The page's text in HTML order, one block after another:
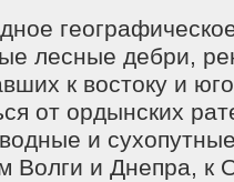
лесные дебри,
к востоку и
от ордынских
и
Волги и Днепра, к